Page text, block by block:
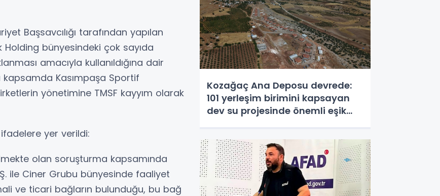
Başsavcılığı tarafından yapılan
bünyesindeki çok sayıda
amacıyla kullanıldığına dair
kapsamda Kasımpaşa Sportif
yönetimine TMSF kayyım olarak
ifadelere yer verildi:
olan soruşturma kapsamında
ile Ciner Grubu bünyesinde faaliyet
ve ticari bağların bulunduğu, bu bağ
Kozağaç Ana Deposu devrede:
101 yerleşim birimini kapsayan
dev su projesinde önemli eşik